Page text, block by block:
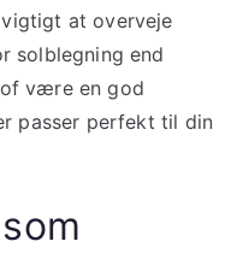
at overveje
solblegning end
være en god
passer perfekt til din